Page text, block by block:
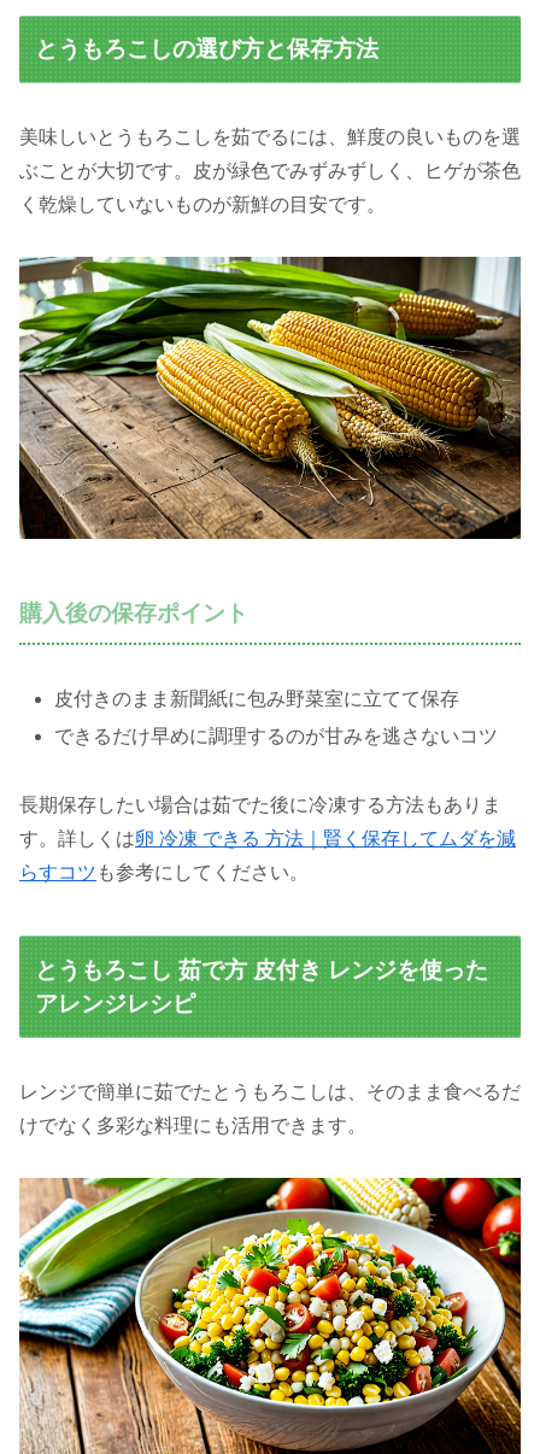
とうもろこしの選び方と保存方法
美味しいとうもろこしを茹でるには、鮮度の良いものを選
ぶことが大切です。皮が緑色でみずみずしく、ヒゲが茶色
く乾燥していないものが新鮮の目安です。
購入後の保存ポイント
皮付きのまま新聞紙に包み野菜室に立てて保存
できるだけ早めに調理するのが甘みを逃さないコツ
長期保存したい場合は茹でた後に冷凍する方法もありま
す。詳しくは卵 冷凍 できる 方法｜賢く保存してムダを減
らすコツ も参考にしてください。
とうもろこし 茹で方 皮付き レンジを使った
アレンジレシピ
レンジで簡単に茹でたとうもろこしは、そのまま食べるだ
けでなく多彩な料理にも活用できます。